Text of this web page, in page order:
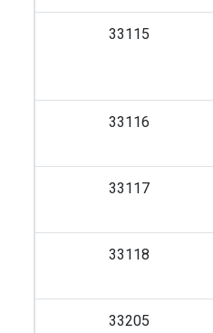
33115
33116
33117
33118
33205